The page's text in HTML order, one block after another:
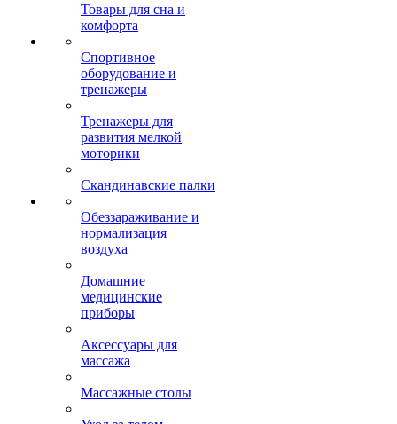
Товары для сна и
комфорта
Спортивное
оборудование и
тренажеры
Тренажеры для
развития мелкой
моторики
Скандинавские палки
Обеззараживание и
нормализация
воздуха
Домашние
медицинские
приборы
Аксессуары для
массажа
Массажные столы